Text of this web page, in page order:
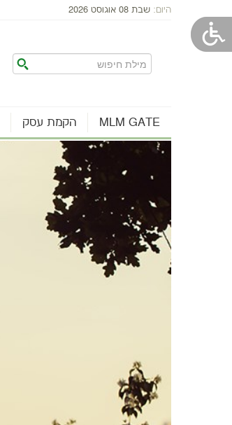
היום: שבת 08 אוגוסט 2026
MLM GATE הקמת עסק